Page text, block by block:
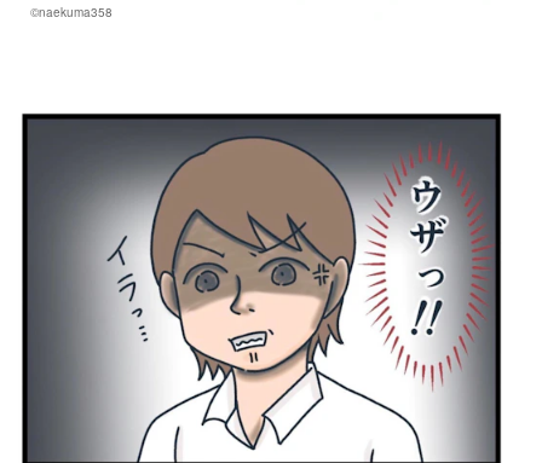
©naekuma358